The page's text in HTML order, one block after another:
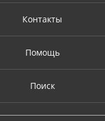
Контакты
Помощь
Поиск